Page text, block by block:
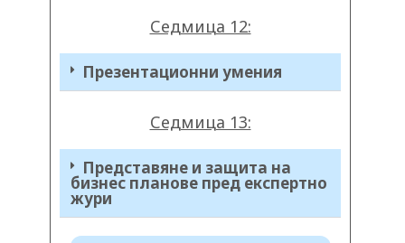
Седмица 12:
Презентационни умения
Седмица 13:
Представяне и защита на
бизнес планове пред експертно
жури